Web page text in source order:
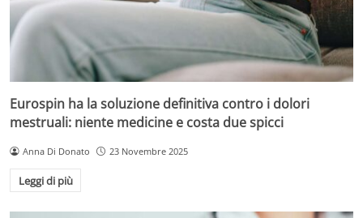
Eurospin ha la soluzione definitiva contro i dolori
mestruali: niente medicine e costa due spicci
Anna Di Donato 23 Novembre 2025
Leggi di più